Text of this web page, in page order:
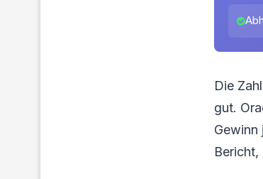
Die
gut.
Gewinn